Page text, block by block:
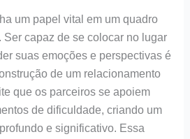
um papel vital em um quadro
Ser capaz de se colocar no lugar
suas emoções e perspectivas é
de um relacionamento
que os parceiros se apoiem
de dificuldade, criando um
e significativo. Essa